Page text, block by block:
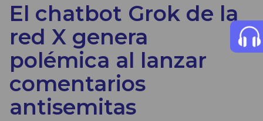
El chatbot Grok de la
red X genera
polémica al lanzar
comentarios
antisemitas